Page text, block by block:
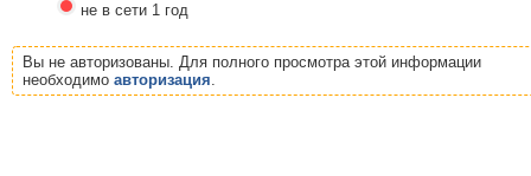
не в сети 1 год
Вы не авторизованы. Для полного просмотра этой информации
необходимо авторизация.